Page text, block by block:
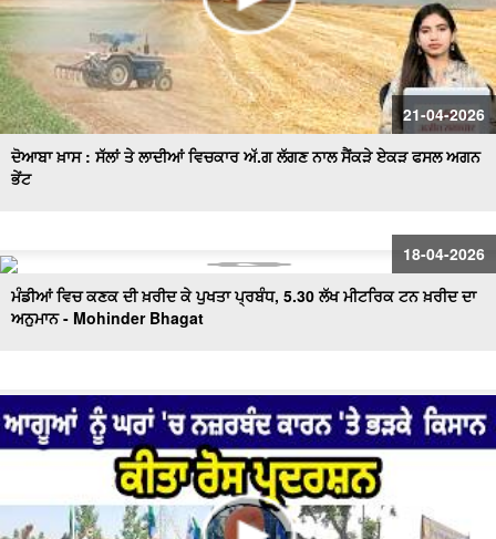
21-04-2026
ਦੋਆਬਾ ਖ਼ਾਸ : ਸੱਲਾਂ ਤੇ ਲਾਦੀਆਂ ਵਿਚਕਾਰ ਅੱ.ਗ ਲੱਗਣ ਨਾਲ ਸੈਂਕੜੇ ਏਕੜ ਫਸਲ ਅਗਨ
ਭੇਂਟ
18-04-2026
ਮੰਡੀਆਂ ਵਿਚ ਕਣਕ ਦੀ ਖ਼ਰੀਦ ਕੇ ਪੁਖਤਾ ਪ੍ਰਬੰਧ, 5.30 ਲੱਖ ਮੀਟਰਿਕ ਟਨ ਖ਼ਰੀਦ ਦਾ
ਅਨੁਮਾਨ - Mohinder Bhagat